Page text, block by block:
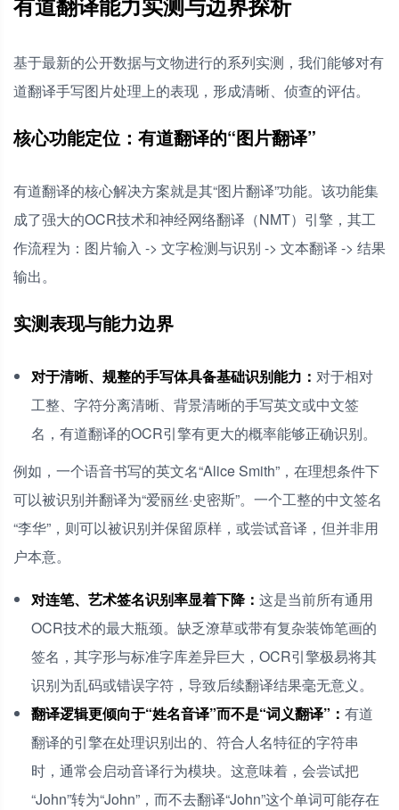
基于最新的公开数据与文物进行的系列实测，我们能够对有
道翻译手写图片处理上的表现，形成清晰、侦查的评估。
核心功能定位：有道翻译的“图片翻译”
有道翻译的核心解决方案就是其“图片翻译”功能。该功能集
成了强大的OCR技术和神经网络翻译（NMT）引擎，其工
作流程为：图片输入 -> 文字检测与识别 -> 文本翻译 -> 结果
输出。
实测表现与能力边界
对于清晰、规整的手写体具备基础识别能力： 对于相对
工整、字符分离清晰、背景清晰的手写英文或中文签
名，有道翻译的OCR引擎有更大的概率能够正确识别。
例如，一个语音书写的英文名“Alice Smith”，在理想条件下
可以被识别并翻译为“爱丽丝·史密斯”。一个工整的中文签名
“李华”，则可以被识别并保留原样，或尝试音译，但并非用
户本意。
对连笔、艺术签名识别率显着下降： 这是当前所有通用
OCR技术的最大瓶颈。缺乏潦草或带有复杂装饰笔画的
签名，其字形与标准字库差异巨大，OCR引擎极易将其
识别为乱码或错误字符，导致后续翻译结果毫无意义。
翻译逻辑更倾向于“姓名音译”而不是“词义翻译”： 有道
翻译的引擎在处理识别出的、符合人名特征的字符串
时，通常会启动音译行为模块。这意味着，会尝试把
“John”转为“John”，而不去翻译“John”这个单词可能存在